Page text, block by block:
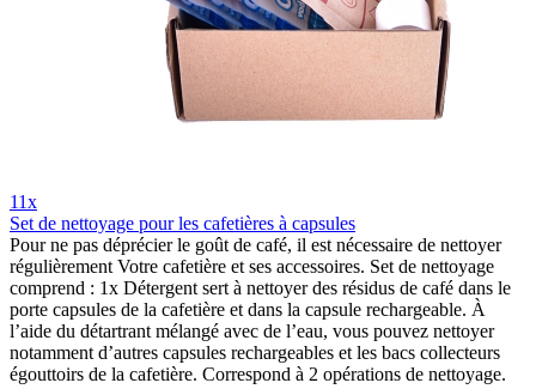
11x
Set de nettoyage pour les cafetières à capsules
Pour ne pas déprécier le goût de café, il est nécessaire de nettoyer
régulièrement Votre cafetière et ses accessoires. Set de nettoyage
comprend : 1x Détergent sert à nettoyer des résidus de café dans le
porte capsules de la cafetière et dans la capsule rechargeable. À
l’aide du détartrant mélangé avec de l’eau, vous pouvez nettoyer
notamment d’autres capsules rechargeables et les bacs collecteurs
égouttoirs de la cafetière. Correspond à 2 opérations de nettoyage.